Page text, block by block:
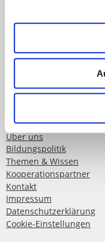
Telefax: 0711 489 837 19
info@blv-bw.de
Web: www.blv-bw.de
Über uns
Bildungspolitik
Themen & Wissen
Kooperationspartner
Kontakt
Impressum
Datenschutzerklärung
Cookie-Einstellungen